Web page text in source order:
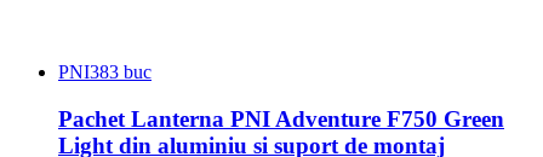
PNI383 buc
Pachet Lanterna PNI Adventure F750 Green
Light din aluminiu si suport de montaj